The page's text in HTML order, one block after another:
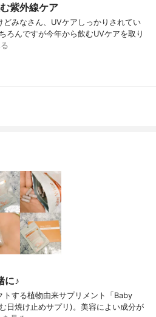
紫外線ケア
みなさん、UVケアしっかりされてい
ろんですが⁣今年から飲むUVケアを取り
に♪
トする植物由来サプリメント「Baby
日焼け止めサプリ)。美容によい成分が